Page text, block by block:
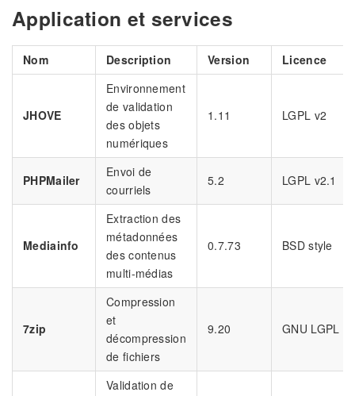
Application et services
Nom Description Version Licence
JHOVE
Environnement
de validation
des objets
numériques
1.11 LGPL v2
PHPMailer
Envoi de
courriels
5.2 LGPL v2.1
Mediainfo
Extraction des
métadonnées
des contenus
multi-médias
0.7.73 BSD style
7zip
Compression
et
décompression
de fichiers
9.20 GNU LGPL
Validation de